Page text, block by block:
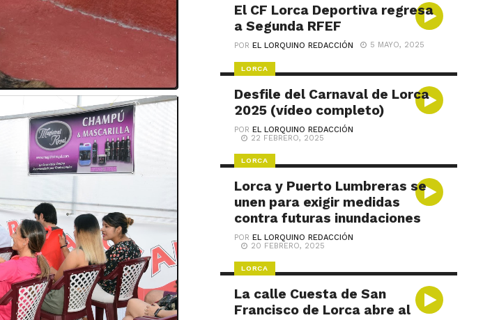
El CF Lorca Deportiva regresa
a Segunda RFEF
POREL LORQUINO REDACCIÓN 5 MAYO, 2025
LORCA
Desfile del Carnaval de Lorca
2025 (vídeo completo)
POREL LORQUINO REDACCIÓN
22 FEBRERO, 2025
LORCA
Lorca y Puerto Lumbreras se
unen para exigir medidas
contra futuras inundaciones
POREL LORQUINO REDACCIÓN
20 FEBRERO, 2025
LORCA
La calle Cuesta de San
Francisco de Lorca abre al